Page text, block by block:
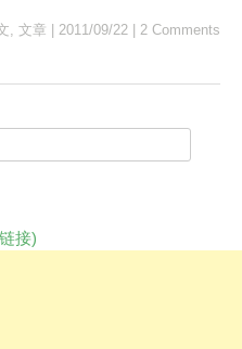
, 文章 2011/09/22 2 Comments
接)